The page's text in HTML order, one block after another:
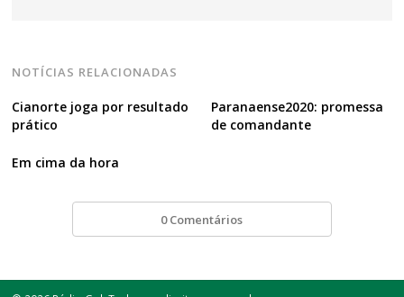
NOTÍCIAS RELACIONADAS
Cianorte joga por resultado
prático
Paranaense2020: promessa
de comandante
Em cima da hora
0 Comentários